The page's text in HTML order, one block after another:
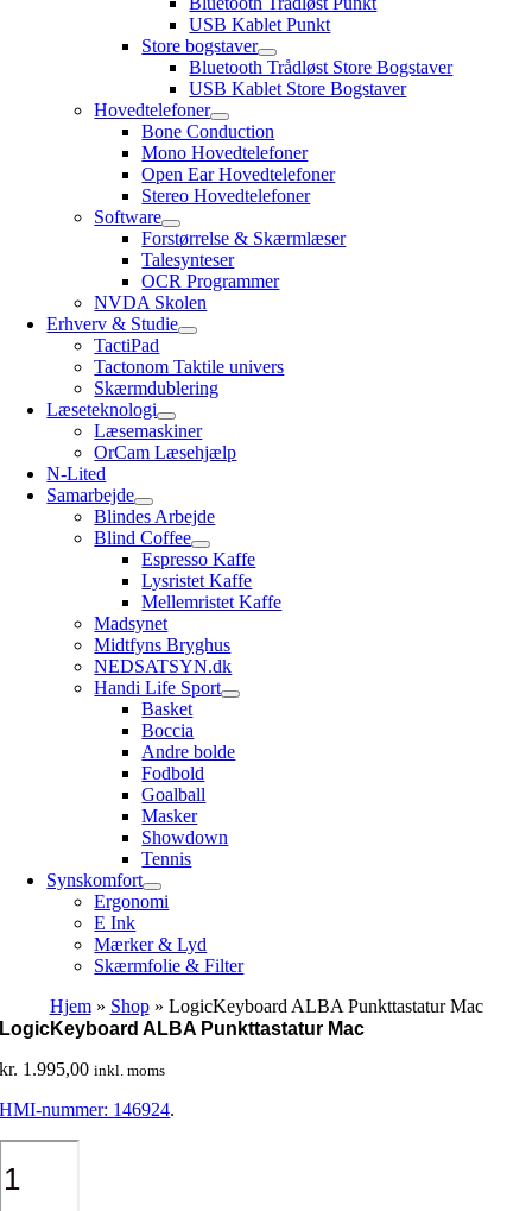
USB Kablet Punkt
Store bogstaver
Bluetooth Trådløst Store Bogstaver
USB Kablet Store Bogstaver
Hovedtelefoner
Bone Conduction
Mono Hovedtelefoner
Open Ear Hovedtelefoner
Stereo Hovedtelefoner
Software
Forstørrelse & Skærmlæser
Talesynteser
OCR Programmer
NVDA Skolen
Erhverv & Studie
TactiPad
Tactonom Taktile univers
Skærmdublering
Læseteknologi
Læsemaskiner
OrCam Læsehjælp
N-Lited
Samarbejde
Blindes Arbejde
Blind Coffee
Espresso Kaffe
Lysristet Kaffe
Mellemristet Kaffe
Madsynet
Midtfyns Bryghus
NEDSATSYN.dk
Handi Life Sport
Basket
Boccia
Andre bolde
Fodbold
Goalball
Masker
Showdown
Tennis
Synskomfort
Ergonomi
E Ink
Mærker & Lyd
Skærmfolie & Filter
Hjem» Shop» LogicKeyboard ALBA Punkttastatur Mac
LogicKeyboard ALBA Punkttastatur Mac
kr. 1.995,00 inkl. moms
HMI-nummer: 146924.